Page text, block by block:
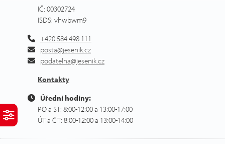
IČ: 00302724
ISDS: vhwbwm9
+420 584 498 111
posta@jesenik.cz
podatelna@jesenik.cz
Kontakty
Úřední hodiny:
PO a ST: 8:00-12:00 a 13:00-17:00
ÚT a ČT: 8:00-12:00 a 13:00-14:00